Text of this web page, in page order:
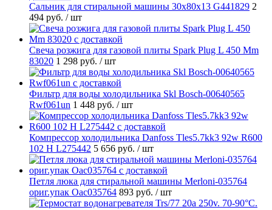
Cальник для стиральной машины 30x80x13 G441829 2
494 руб. / шт
Свеча розжига для газовой плиты Spark Plug L 450 Mm
83020 1 298 руб. / шт
Фильтр для воды холодильника Skl Bosch-00640565
Rwf061un 1 448 руб. / шт
Компрессор холодильника Danfoss Tles5.7kk3 92w R600
102 H L275442 5 656 руб. / шт
Петля люка для стиральной машины Merloni-035764
ориг.упак Oac035764 893 руб. / шт